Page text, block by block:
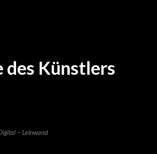
des Künstlers
– Leinwand